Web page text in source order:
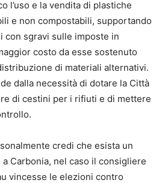
l’uso e la vendita di plastiche
e non compostabili, supportando
con sgravi sulle imposte in
costo da esse sostenuto
di materiali alternativi.
dalla necessità di dotare la Città
di cestini per i rifiuti e di mettere
credi che esista un
Carbonia, nel caso il consigliere
vincesse le elezioni contro